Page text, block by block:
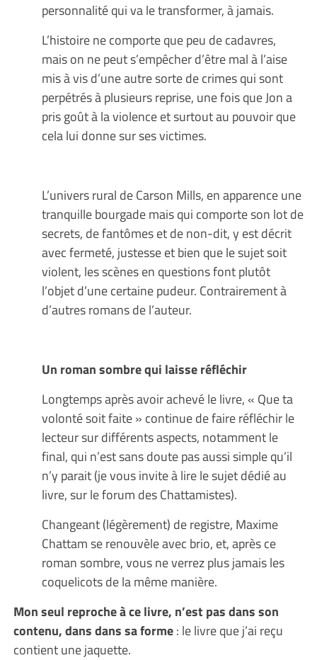
personnalité qui va le transformer, à jamais.
L’histoire ne comporte que peu de cadavres,
mais on ne peut s’empêcher d’être mal à l’aise
mis à vis d’une autre sorte de crimes qui sont
perpétrés à plusieurs reprise, une fois que Jon a
pris goût à la violence et surtout au pouvoir que
cela lui donne sur ses victimes.
L’univers rural de Carson Mills, en apparence une
tranquille bourgade mais qui comporte son lot de
secrets, de fantômes et de non-dit, y est décrit
avec fermeté, justesse et bien que le sujet soit
violent, les scènes en questions font plutôt
l’objet d’une certaine pudeur. Contrairement à
d’autres romans de l’auteur.
Un roman sombre qui laisse réfléchir
Longtemps après avoir achevé le livre, « Que ta
volonté soit faite » continue de faire réfléchir le
lecteur sur différents aspects, notamment le
final, qui n’est sans doute pas aussi simple qu’il
n’y parait (je vous invite à lire le sujet dédié au
livre, sur le forum des Chattamistes).
Changeant (légèrement) de registre, Maxime
Chattam se renouvèle avec brio, et, après ce
roman sombre, vous ne verrez plus jamais les
coquelicots de la même manière.
Mon seul reproche à ce livre, n’est pas dans son
contenu, dans dans sa forme: le livre que j’ai reçu
contient une jaquette.